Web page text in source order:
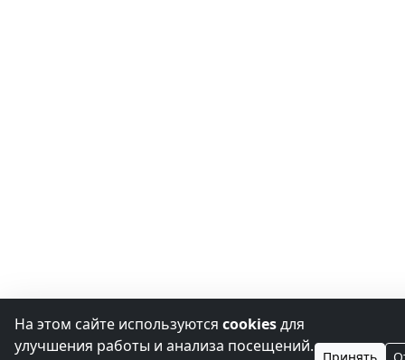
На этом сайте используются cookiesдля
улучшения работы и анализа посещений.
Принять